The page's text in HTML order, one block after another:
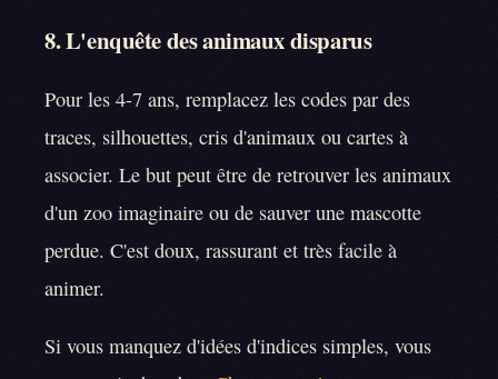
8. L'enquête des animaux disparus
Pour les 4-7 ans, remplacez les codes par des
traces, silhouettes, cris d'animaux ou cartes à
associer. Le but peut être de retrouver les animaux
d'un zoo imaginaire ou de sauver une mascotte
perdue. C'est doux, rassurant et très facile à
animer.
Si vous manquez d'idées d'indices simples, vous